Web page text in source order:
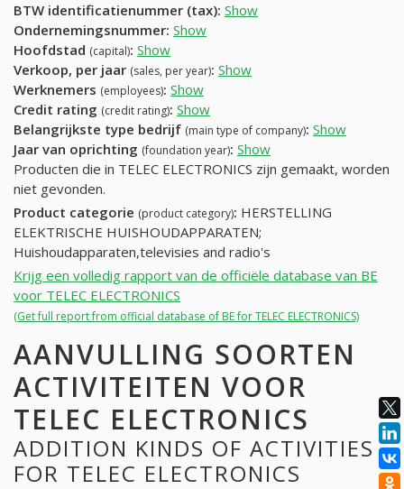
BTW identificatienummer (tax): Show
Ondernemingsnummer: Show
Hoofdstad (capital): Show
Verkoop, per jaar (sales, per year): Show
Werknemers (employees): Show
Credit rating (credit rating): Show
Belangrijkste type bedrijf (main type of company): Show
Jaar van oprichting (foundation year): Show
Producten die in TELEC ELECTRONICS zijn gemaakt, worden
niet gevonden.
Product categorie (product category): HERSTELLING
ELEKTRISCHE HUISHOUDAPPARATEN;
Huishoudapparaten,televisies and radio's
Krijg een volledig rapport van de officiële database van BE
voor TELEC ELECTRONICS
(Get full report from official database of BE for TELEC ELECTRONICS)
AANVULLING SOORTEN
ACTIVITEITEN VOOR
TELEC ELECTRONICS
ADDITION KINDS OF ACTIVITIES
FOR TELEC ELECTRONICS